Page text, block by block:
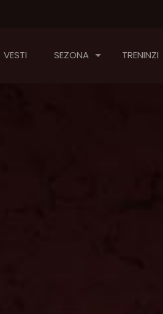
VESTI SEZONA TRENINZI